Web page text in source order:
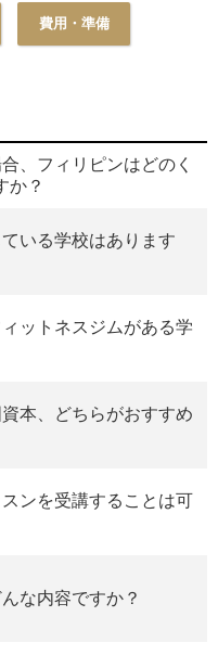
費用・準備
、フィリピンはどのく
か？
いる学校はあります
ットネスジムがある学
本、どちらがおすすめ
ンを受講することは可
な内容ですか？